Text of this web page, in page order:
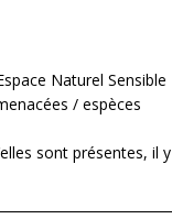
Naturel Sensible
/ espèces
sont présentes, il y